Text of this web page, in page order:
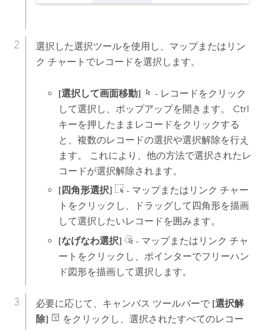
選択した選択ツールを使用し、マップまたはリン
ク チャートでレコードを選択します。
[選択して画面移動]
- レコードをクリック
して選択し、ポップアップを開きます。 Ctrl
キーを押したままレコードをクリックする
と、複数のレコードの選択や選択解除を行え
ます。 これにより、他の方法で選択されたレ
コードが選択解除されます。
[四角形選択]
- マップまたはリンク チャー
トをクリックし、ドラッグして四角形を描画
して選択したいレコードを囲みます。
[なげなわ選択]
- マップまたはリンク チャ
ートをクリックし、ポインターでフリーハン
ド図形を描画して選択します。
必要に応じて、キャンバス ツールバーで [選択解
除]
をクリックし、選択されたすべてのレコー